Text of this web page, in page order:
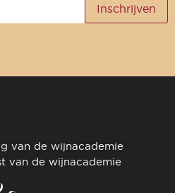
van de wijnacademie
van de wijnacademie